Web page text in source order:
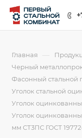
Главная —
Черный
Фасонный стальной
Уголок стальной
Уголок
Уголок
мм СТ3ПС ГОСТ